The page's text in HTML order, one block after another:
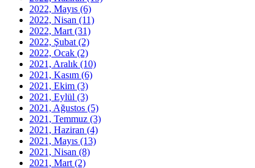
2022, Mayıs (6)
2022, Nisan (11)
2022, Mart (31)
2022, Şubat (2)
2022, Ocak (2)
2021, Aralık (10)
2021, Kasım (6)
2021, Ekim (3)
2021, Eylül (3)
2021, Ağustos (5)
2021, Temmuz (3)
2021, Haziran (4)
2021, Mayıs (13)
2021, Nisan (8)
2021, Mart (2)